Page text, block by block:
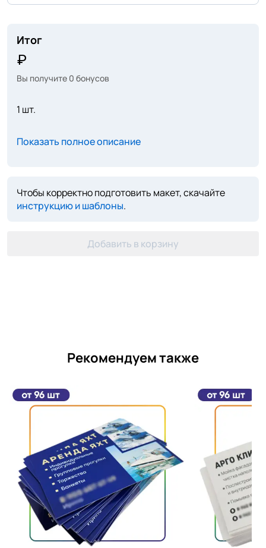
Итог
Вы получите 0 бонусов
1 шт.
Показать полное описание
Чтобы корректно подготовить макет, скачайте
инструкцию и шаблоны.
Добавить в корзину
Рекомендуем также